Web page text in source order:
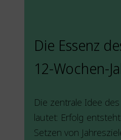
Die Essenz
12-Wochen-
Die zentrale Idee
lautet: Erfolg
Setzen von